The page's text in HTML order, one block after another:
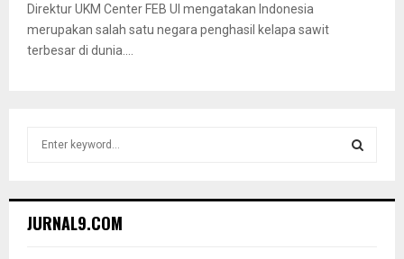
Direktur UKM Center FEB UI mengatakan Indonesia
merupakan salah satu negara penghasil kelapa sawit
terbesar di dunia....
h
JURNAL9.COM